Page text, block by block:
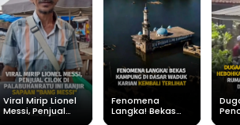
Viral Mirip Lionel
Messi, Penjual
Fenomena
Langka! Bekas